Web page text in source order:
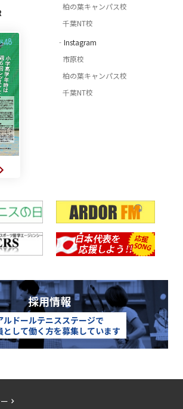
柏の葉キャンパス校
千葉NT校
‐Instagram
市原校
柏の葉キャンパス校
千葉NT校
採用情報
ルドールテニスステージで
として働く方を募集しています